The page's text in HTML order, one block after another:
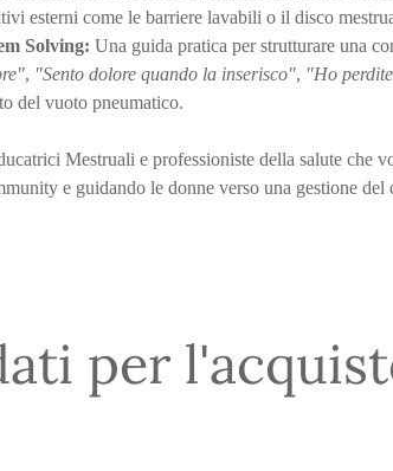
esterni come le barriere lavabili o il disco
Solving: Una guida pratica per strutturare una
, "Sento dolore quando la inserisco", "Ho
del vuoto pneumatico.
Mestruali e professioniste della salute
e guidando le donne verso una gestione
per